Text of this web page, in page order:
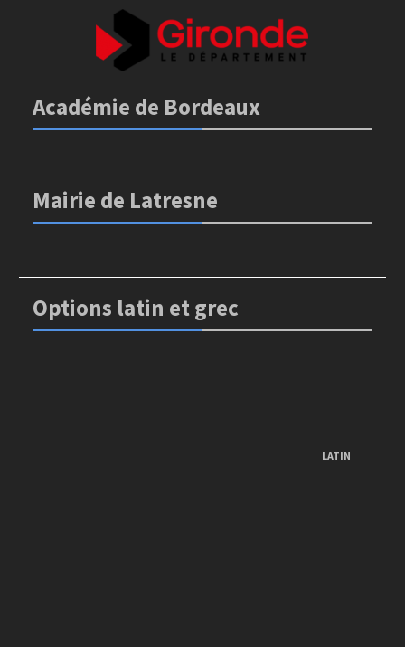
Académie de Bordeaux
Mairie de Latresne
Options latin et grec
LATIN